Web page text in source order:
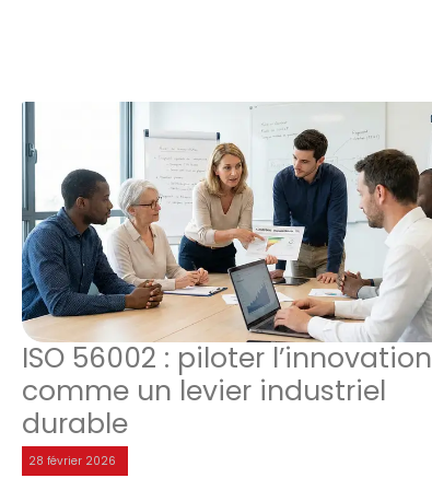
ISO 56002 : piloter l’innovation
comme un levier industriel
durable
28 février 2026